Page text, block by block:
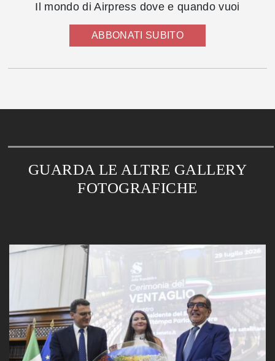
Il mondo di Airpress dove e quando vuoi
ABBONATI SUBITO
GUARDA LE ALTRE GALLERY
FOTOGRAFICHE